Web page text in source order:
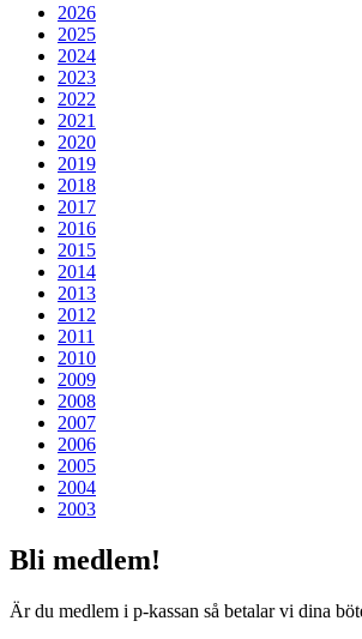
2026
2025
2024
2023
2022
2021
2020
2019
2018
2017
2016
2015
2014
2013
2012
2011
2010
2009
2008
2007
2006
2005
2004
2003
Bli medlem!
Är du medlem i p-kassan så betalar vi dina